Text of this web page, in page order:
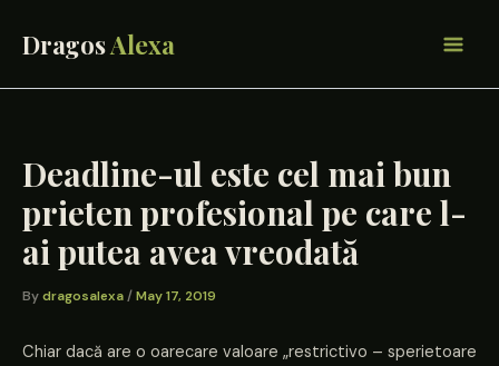
Deadline-ul este cel mai bun
prieten profesional pe care l-
ai putea avea vreodată
Bydragosalexa/May 17, 2019
Chiar dacă are o oarecare valoare „restrictivo – sperietoare